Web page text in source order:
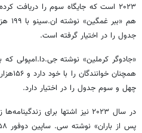
۲۰۲۳ است که جایگاه سوم را دریافت
هم
جدول را در اختیار گرفته است.
چهل و سوم جدول را در اختیار دارد.
در سال ۲۰۲۳ نیز اشتها برای